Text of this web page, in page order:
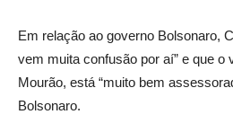
Em relação ao governo Bolsonaro,
vem muita confusão por aí” e que o
Mourão, está “muito bem
Bolsonaro.